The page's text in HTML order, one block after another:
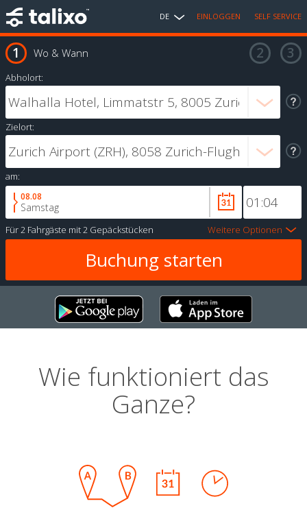
DE EINLOGGEN SELF SERVICE
Wo & Wann
Abholort:
Zielort:
am:
08.08
Samstag
Für2 Fahrgäste mit2 Gepäckstücken Weitere Optionen
Wie funktioniert das
Ganze?